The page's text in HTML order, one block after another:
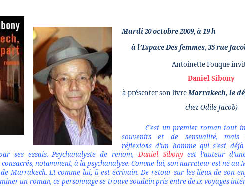
Mardi 20 octobre 2009, à 19 h
à l’Espace Des femmes,35 rue
Antoinette Fouque
Daniel Sibony
à présenter son livreMarrakech, le
chez Odile Jacob)
C’est un premier roman tout
souvenirs et de sensualité, mais
réflexions d’un homme qui s’est
ses essais. Psychanalyste de renom,Daniel Sibonyest l’auteur
consacrés, notamment, à la psychanalyse. Comme lui, son narrateur est né au
Marrakech. Et comme lui, il est écrivain. De retour sur les lieux de son
un roman, ce personnage se trouve soudain pris entre deux voyages